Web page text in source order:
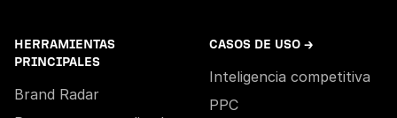
HERRAMIENTAS
PRINCIPALES
Brand Radar
CASOS DE USO →
Inteligencia competitiva
PPC